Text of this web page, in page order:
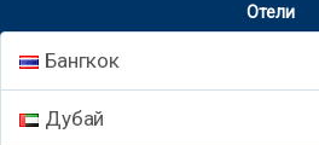
Отели
Бангкок
Дубай